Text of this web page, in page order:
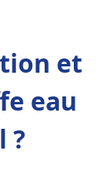
et
eau
?